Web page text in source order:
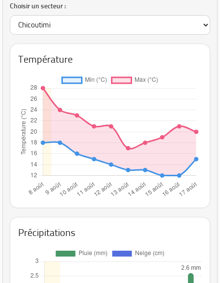
Choisir un secteur :
Température
Précipitations